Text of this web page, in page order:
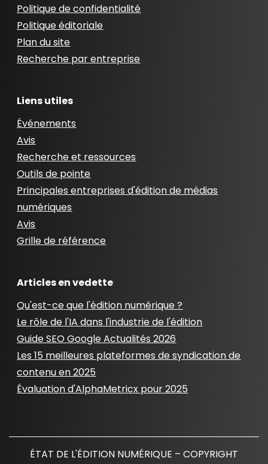
Politique de confidentialité
Politique éditoriale
Plan du site
Recherche par entreprise
Liens utiles
Événements
Avis
Recherche et ressources
Outils de pointe
Principales entreprises d'édition de médias
numériques
Avis
Grille de référence
Articles en vedette
Qu'est-ce que l'édition numérique ?
Le rôle de l'IA dans l'industrie de l'édition
Guide SEO Google Actualités 2026
Les 15 meilleures plateformes de syndication de
contenu en 2025
Évaluation d'AlphaMetricx pour 2025
ÉTAT DE L'ÉDITION NUMÉRIQUE – COPYRIGHT